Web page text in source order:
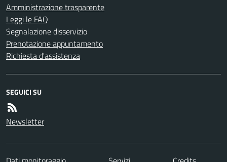
Amministrazione trasparente
Leggi le FAQ
Segnalazione disservizio
Prenotazione appuntamento
Richiesta d'assistenza
SEGUICI SU
Newsletter